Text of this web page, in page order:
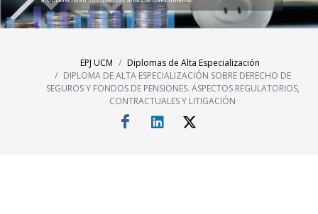
EPJ UCM
Diplomas de Alta Especialización
DIPLOMA DE ALTA ESPECIALIZACIÓN SOBRE DERECHO DE
SEGUROS Y FONDOS DE PENSIONES. ASPECTOS REGULATORIOS,
CONTRACTUALES Y LITIGACIÓN